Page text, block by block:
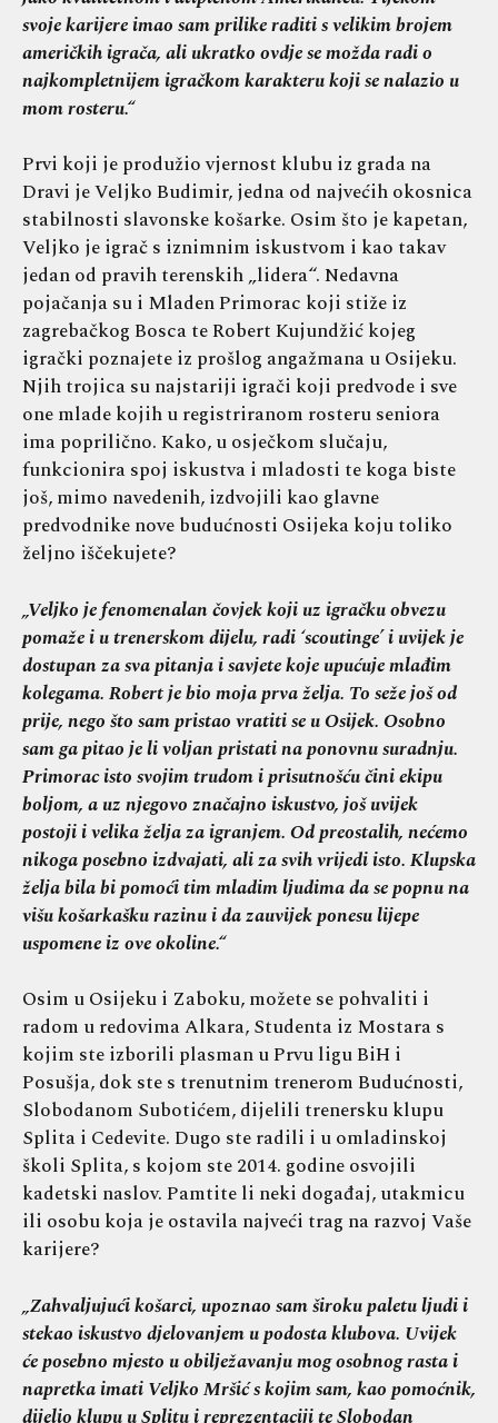
svoje karijere imao sam prilike raditi s velikim brojem
američkih igrača, ali ukratko ovdje se možda radi o
najkompletnijem igračkom karakteru koji se nalazio u
mom rosteru.“
Prvi koji je produžio vjernost klubu iz grada na
Dravi je Veljko Budimir, jedna od najvećih okosnica
stabilnosti slavonske košarke. Osim što je kapetan,
Veljko je igrač s iznimnim iskustvom i kao takav
jedan od pravih terenskih „lidera“. Nedavna
pojačanja su i Mladen Primorac koji stiže iz
zagrebačkog Bosca te Robert Kujundžić kojeg
igrački poznajete iz prošlog angažmana u Osijeku.
Njih trojica su najstariji igrači koji predvode i sve
one mlade kojih u registriranom rosteru seniora
ima poprilično. Kako, u osječkom slučaju,
funkcionira spoj iskustva i mladosti te koga biste
još, mimo navedenih, izdvojili kao glavne
predvodnike nove budućnosti Osijeka koju toliko
željno iščekujete?
„Veljko je fenomenalan čovjek koji uz igračku obvezu
pomaže i u trenerskom dijelu, radi ‘scoutinge’ i uvijek je
dostupan za sva pitanja i savjete koje upućuje mlađim
kolegama. Robert je bio moja prva želja. To seže još od
prije, nego što sam pristao vratiti se u Osijek. Osobno
sam ga pitao je li voljan pristati na ponovnu suradnju.
Primorac isto svojim trudom i prisutnošću čini ekipu
boljom, a uz njegovo značajno iskustvo, još uvijek
postoji i velika želja za igranjem. Od preostalih, nećemo
nikoga posebno izdvajati, ali za svih vrijedi isto. Klupska
želja bila bi pomoći tim mladim ljudima da se popnu na
višu košarkašku razinu i da zauvijek ponesu lijepe
uspomene iz ove okoline.“
Osim u Osijeku i Zaboku, možete se pohvaliti i
radom u redovima Alkara, Studenta iz Mostara s
kojim ste izborili plasman u Prvu ligu BiH i
Posušja, dok ste s trenutnim trenerom Budućnosti,
Slobodanom Subotićem, dijelili trenersku klupu
Splita i Cedevite. Dugo ste radili i u omladinskoj
školi Splita, s kojom ste 2014. godine osvojili
kadetski naslov. Pamtite li neki događaj, utakmicu
ili osobu koja je ostavila najveći trag na razvoj Vaše
karijere?
„Zahvaljujući košarci, upoznao sam široku paletu ljudi i
stekao iskustvo djelovanjem u podosta klubova. Uvijek
će posebno mjesto u obilježavanju mog osobnog rasta i
napretka imati Veljko Mršić s kojim sam, kao pomoćnik,
dijelio klupu u Splitu i reprezentaciji te Slobodan